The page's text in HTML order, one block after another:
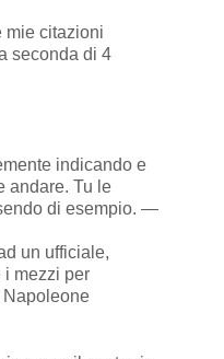
mie citazioni
seconda di 4
indicando e
andare. Tu le
di esempio. —
un ufficiale,
i mezzi per